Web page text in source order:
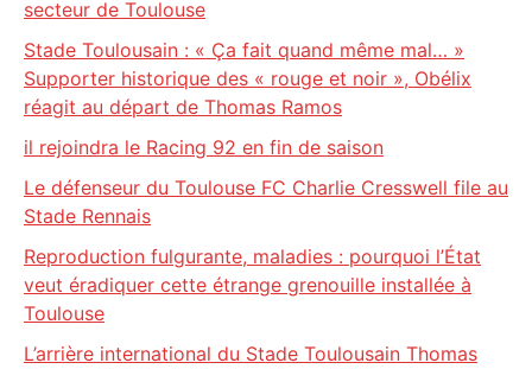
secteur de Toulouse
Stade Toulousain : « Ça fait quand même mal… »
Supporter historique des « rouge et noir », Obélix
réagit au départ de Thomas Ramos
il rejoindra le Racing 92 en fin de saison
Le défenseur du Toulouse FC Charlie Cresswell file au
Stade Rennais
Reproduction fulgurante, maladies : pourquoi l’État
veut éradiquer cette étrange grenouille installée à
Toulouse
L’arrière international du Stade Toulousain Thomas